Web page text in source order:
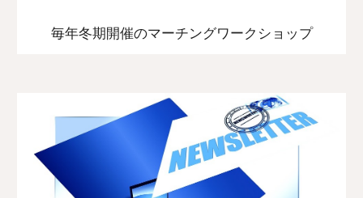
毎年冬期開催のマーチングワークショップ